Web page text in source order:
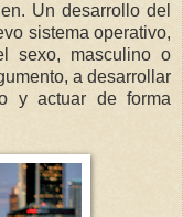
Un desarrollo del
sistema operativo,
sexo, masculino o
a desarrollar
y actuar de forma